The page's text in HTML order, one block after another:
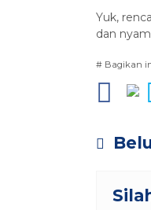
Yuk,
dan
# Bagikan